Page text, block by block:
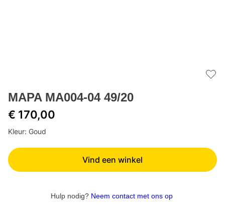
MAPA MA004-04 49/20
€ 170,00
Kleur: Goud
Vind een winkel
Hulp nodig? Neem contact met ons op